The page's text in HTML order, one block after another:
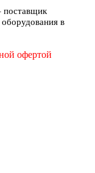
поставщик
в
офертой